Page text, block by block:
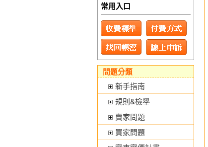
常用入口
問題分類
新手指南
規則&檢舉
賣家問題
買家問題